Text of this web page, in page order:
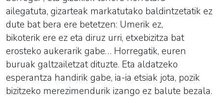
ailegatuta, gizarteak markatutako baldintzetatik ez
dute bat bera ere betetzen: Umerik ez,
bikoterik ere ez eta diruz urri, etxebizitza bat
erosteko aukerarik gabe… Horregatik, euren
buruak galtzailetzat dituzte. Eta aldatzeko
esperantza handirik gabe, ia-ia etsiak jota, pozik
bizitzeko merezimendurik izango ez balute bezala.